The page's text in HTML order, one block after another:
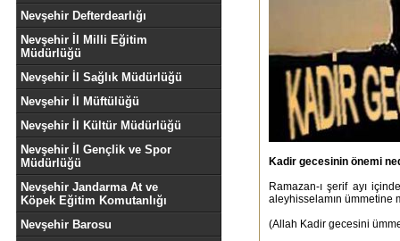
Nevşehir Defterdearlığı
Nevşehir İl Milli Eğitim
Müdürlüğü
Nevşehir İl Sağlık Müdürlüğü
Nevşehir İl Müftülüğü
Nevşehir İl Kültür Müdürlüğü
Nevşehir İl Gençlik ve Spor
Müdürlüğü
Nevşehir Jandarma At ve
Köpek Eğitim Komutanlığı
Nevşehir Barosu
Kadir gecesinin önemi
Ramazan-ı şerif ayı
aleyhisselamın ümmetine
(Allah Kadir gecesini